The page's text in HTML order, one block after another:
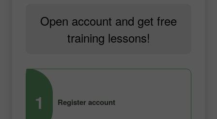
Open account and get free
training lessons!
1 Register account